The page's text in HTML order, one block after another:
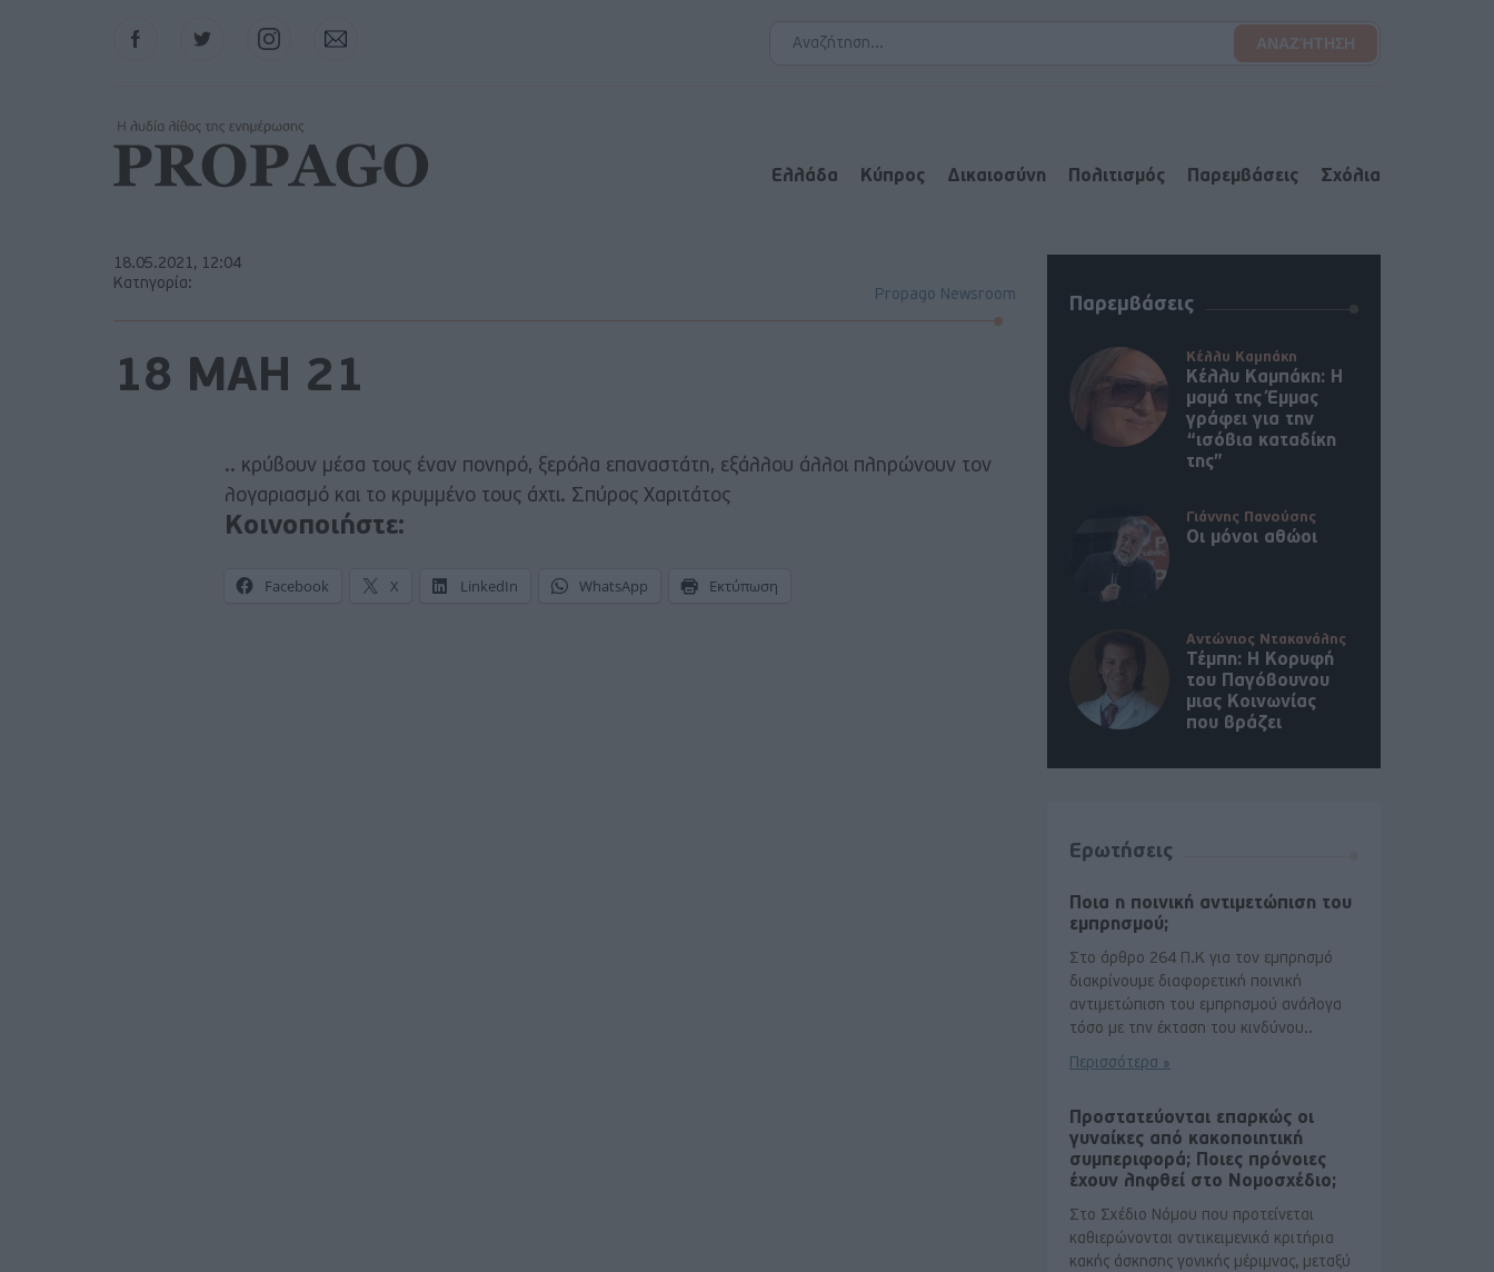
FacebookTwitter InstagramContact
Ελλάδα Κύπρος Δικαιοσύνη Πολιτισμός Παρεμβάσεις Σχόλια
18.05.2021, 12:04
Κατηγορία:
Propago Newsroom
18 ΜΑΗ 21
.. κρύβουν μέσα τους έναν πονηρό, ξερόλα επαναστάτη, εξάλλου άλλοι πληρώνουν τον
λογαριασμό και το κρυμμένο τους άχτι. Σπύρος Χαριτάτος
Κοινοποιήστε:
Facebook X LinkedIn WhatsApp Εκτύπωση
Παρεμβάσεις
Κέλλυ Καμπάκη
Κέλλυ Καμπάκη: Η
μαμά της Έμμας
γράφει για την
“ισόβια καταδίκη
της”
Γιάννης Πανούσης
Οι μόνοι αθώοι
Αντώνιος Ντακανάλης
Τέμπη: Η Κορυφή
του Παγόβουνου
μιας Κοινωνίας
που βράζει
Ερωτήσεις
Ποια η ποινική αντιμετώπιση του
εμπρησμού;
Στο άρθρο 264 Π.Κ για τον εμπρησμό
διακρίνουμε διαφορετική ποινική
αντιμετώπιση του εμπρησμού ανάλογα
τόσο με την έκταση του κινδύνου..
Περισσότερα »
Προστατεύονται επαρκώς οι
γυναίκες από κακοποιητική
συμπεριφορά; Ποιες πρόνοιες
έχουν ληφθεί στο Νομοσχέδιο;
Στο Σχέδιο Νόμου που προτείνεται
καθιερώνονται αντικειμενικά κριτήρια
κακής άσκησης γονικής μέριμνας, μεταξύ